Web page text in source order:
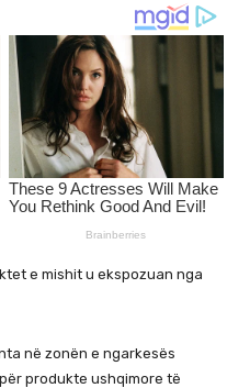
e mishit u ekspozuan nga
në zonën e ngarkesës
produkte ushqimore të